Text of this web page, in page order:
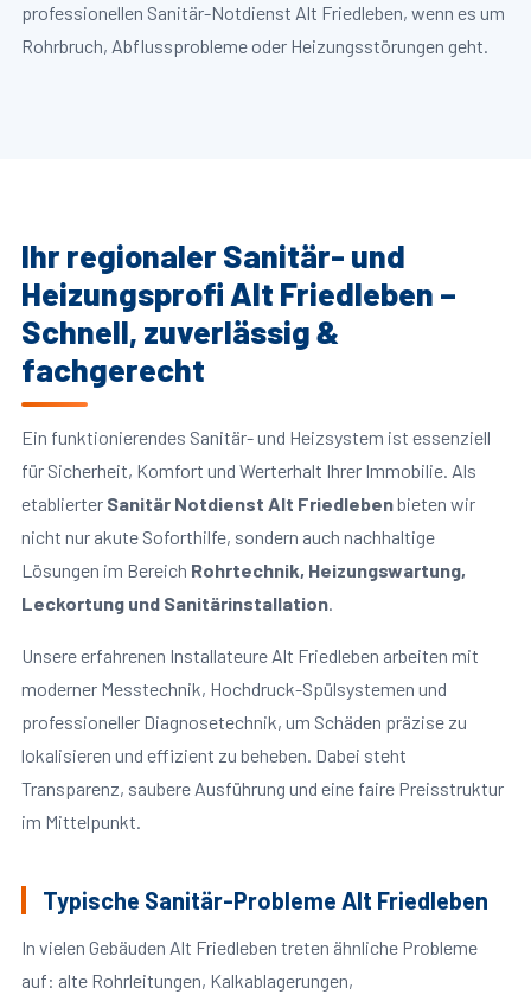
professionellen Sanitär-Notdienst Alt Friedleben, wenn es um
Rohrbruch, Abflussprobleme oder Heizungsstörungen geht.
Ihr regionaler Sanitär- und
Heizungsprofi Alt Friedleben –
Schnell, zuverlässig &
fachgerecht
Ein funktionierendes Sanitär- und Heizsystem ist essenziell
für Sicherheit, Komfort und Werterhalt Ihrer Immobilie. Als
etablierter Sanitär Notdienst Alt Friedlebenbieten wir
nicht nur akute Soforthilfe, sondern auch nachhaltige
Lösungen im Bereich Rohrtechnik, Heizungswartung,
Leckortung und Sanitärinstallation.
Unsere erfahrenen Installateure Alt Friedleben arbeiten mit
moderner Messtechnik, Hochdruck-Spülsystemen und
professioneller Diagnosetechnik, um Schäden präzise zu
lokalisieren und effizient zu beheben. Dabei steht
Transparenz, saubere Ausführung und eine faire Preisstruktur
im Mittelpunkt.
Typische Sanitär-Probleme Alt Friedleben
In vielen Gebäuden Alt Friedleben treten ähnliche Probleme
auf: alte Rohrleitungen, Kalkablagerungen,